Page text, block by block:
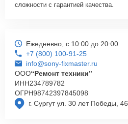
сложности с гарантией качества.
г. Сургут ул. 30 лет Победы, 46
Ежедневно, с 10:00 до 20:00
+7 (800) 100-91-25
info@sony-fixmaster.ru
ООО“Ремонт техники”
ИНН234789782
ОГРН98742397845098